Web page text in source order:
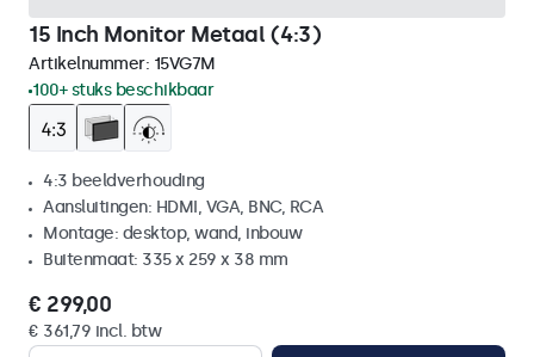
15 Inch Monitor Metaal (4:3)
Artikelnummer: 15VG7M
100+ stuks beschikbaar
4:3 beeldverhouding
Aansluitingen: HDMI, VGA, BNC, RCA
Montage: desktop, wand, inbouw
Buitenmaat: 335 x 259 x 38 mm
€ 299,00
€ 361,79 incl. btw